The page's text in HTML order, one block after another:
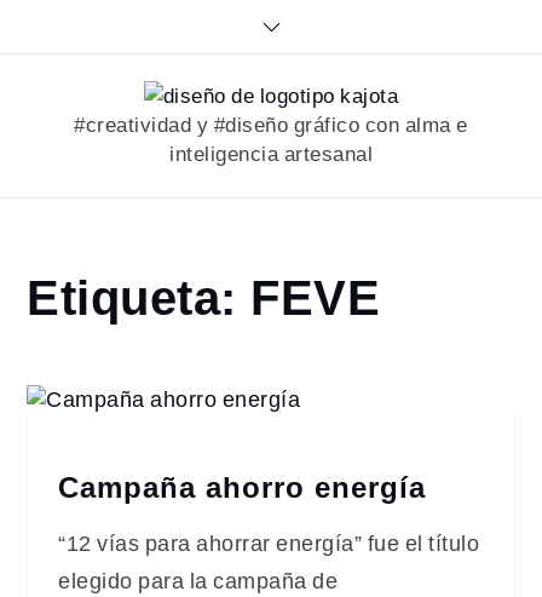
#creatividad y #diseño gráfico con alma e
inteligencia artesanal
Home
portfolio
Etiqueta: FEVE
Campaña ahorro energía
“12 vías para ahorrar energía” fue el título
elegido para la campaña de